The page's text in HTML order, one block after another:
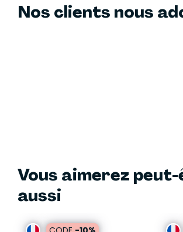
Nos clients nous
Vous aimerez
aussi